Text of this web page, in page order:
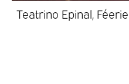
Teatrino Epinal,